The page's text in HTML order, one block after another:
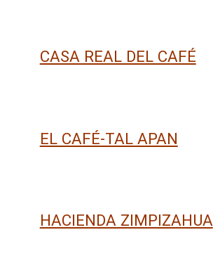
CASA REAL DEL CAFÉ
EL CAFÉ-TAL APAN
HACIENDA ZIMPIZAHUA